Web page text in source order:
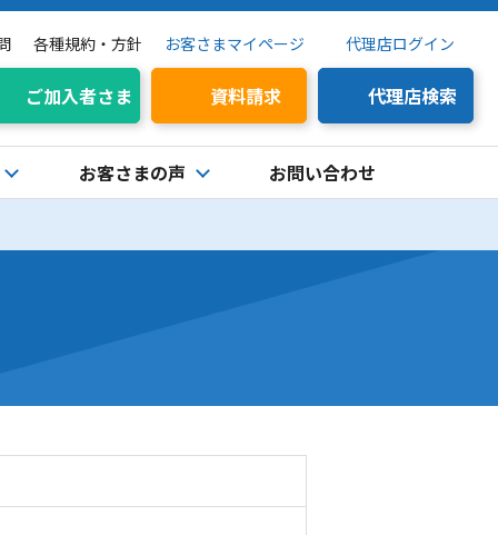
各種規約・方針 お客さまマイページ 代理店ログイン
ご加入者さま 資料請求 代理店検索
お客さまの声 お問い合わせ